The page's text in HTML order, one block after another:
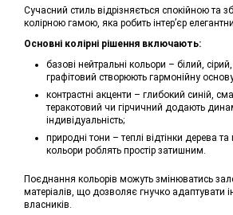
Сучасний стиль відрізняється спокійною та
колірною гамою, яка робить інтер’єр
Основні колірні рішення включають:
базові нейтральні кольори – білий,
графітовий створюють гармонійну
контрастні акценти – глибокий синій,
теракотовий чи гірчичний додають
індивідуальність;
природні тони – теплі відтінки дерева
кольори роблять простір затишним.
Поєднання кольорів можуть змінюватись
матеріалів, що дозволяє гнучко адаптувати
власників.